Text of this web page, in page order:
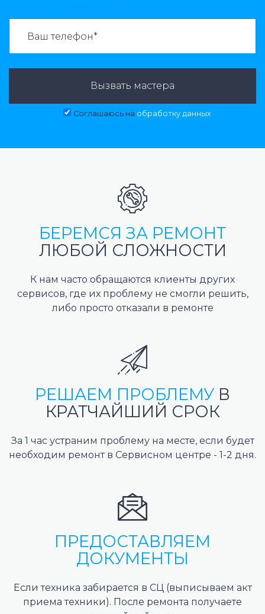
Вызвать мастера
Соглашаюсь на обработку данных
БЕРЕМСЯ ЗА РЕМОНТ
ЛЮБОЙ СЛОЖНОСТИ
К нам часто обращаются клиенты других
сервисов, где их проблему не смогли решить,
либо просто отказали в ремонте
РЕШАЕМ ПРОБЛЕМУ В
КРАТЧАЙШИЙ СРОК
За 1 час устраним проблему на месте, если будет
необходим ремонт в Сервисном центре - 1-2 дня.
ПРЕДОСТАВЛЯЕМ
ДОКУМЕНТЫ
Если техника забирается в СЦ (выписываем акт
приема техники). После ремонта получаете